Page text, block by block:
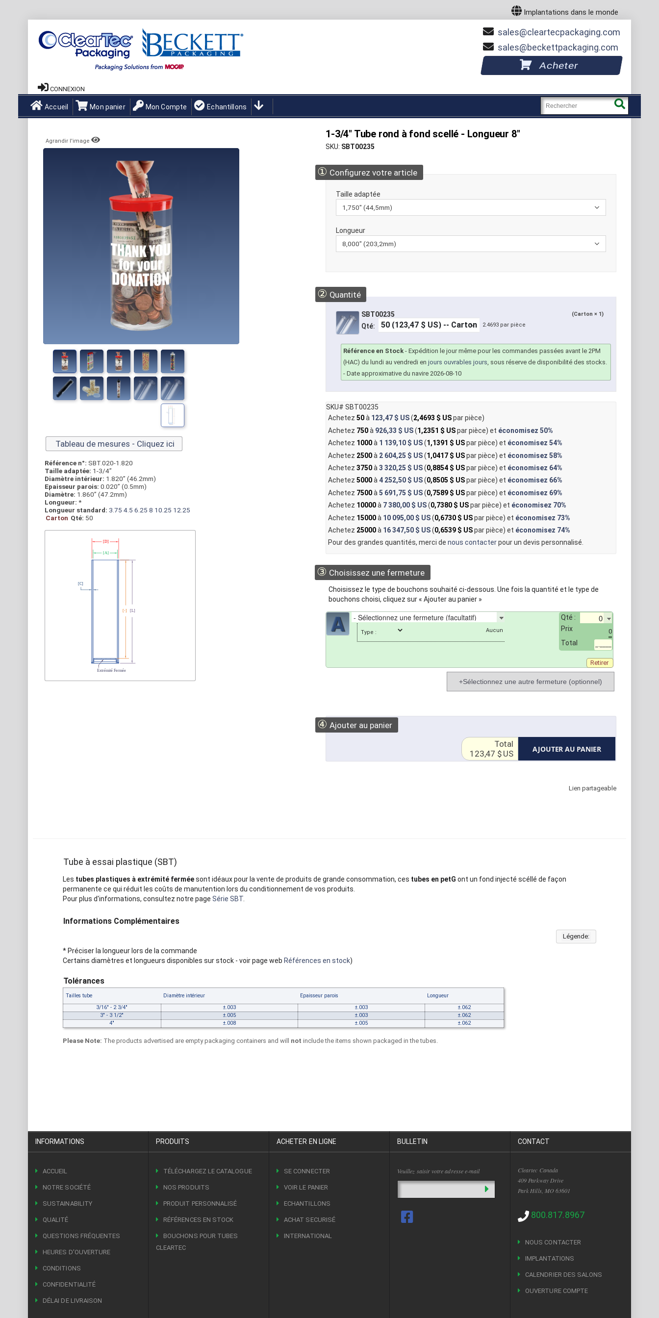
Implantations dans le monde
sales
cleartecpackaging.com
sales
beckettpackaging.com
Acheter
CONNEXION
Accueil Mon panier Mon Compte Echantillons
1-3/4" Tube rond à fond scellé - Longueur 8"
SKU SBT00235
① Configurez votre article
Taille adaptée
Longueur
② Quantité
SBT00235 (Carton × 1)
Qté: 2.4693 par pièce
Référence en Stock -Expédition le jour même pour les commandes passées avant le 2PM
(HAC) du lundi au vendredi enjours ouvrables jours, sous réserve de disponibilité des stocks.
- Date approximative du navire 2026-08-10
SKU# SBT00235
Achetez 50à 123,47 $ US(2,4693 $ USpar pièce)
Achetez 750à 926,33 $ US(1,2351 $ USpar pièce) et économisez 50%
Achetez 1000à 1 139,10 $ US(1,1391 $ USpar pièce) et économisez 54%
Achetez 2500à 2 604,25 $ US(1,0417 $ USpar pièce) et économisez 58%
Achetez 3750à 3 320,25 $ US(0,8854 $ USpar pièce) et économisez 64%
Achetez 5000à4 252,50 $ US(0,8505 $ USpar pièce) et économisez 66%
Achetez 7500à 5 691,75 $ US(0,7589 $ USpar pièce) et économisez 69%
Achetez 10000à 7 380,00 $ US(0,7380 $ USpar pièce) et économisez 70%
Achetez 15000à 10 095,00 $ US(0,6730 $ USpar pièce) et économisez 73%
Achetez 25000à 16 347,50 $ US(0,6539 $ USpar pièce) et économisez 74%
Pour des grandes quantités, merci de nous contacterpour un devis personnalisé.
③ Choisissez une fermeture
Choisissez le type de bouchons souhaité ci-dessous. Une fois la quantité et le type de
bouchons choisi, cliquez sur « Ajouter au panier »
Qté :
Prix
0
Total
Type :
Retirer
+Sélectionnez une autre fermeture (optionnel)
④ Ajouter au panier
AJOUTER AU PANIER
Total
123,47 $ US
Lien partageable
Agrandir l'image
Tableau de mesures - Cliquez ici
Référence n°: SBT.020-1.820
Taille adaptée: 1-3/4”
Diamètre intérieur: 1.820” (46.2mm)
Epaisseur parois: 0.020” (0.5mm)
Diamètre: 1.860” (47.2mm)
Longueur: *
Longueur standard: 3.75 4.5 6.25 8 10.25 12.25
Carton Qté: 50
Tube à essai plastique (SBT)
Les tubes plastiques à extrémité ferméesont idéaux pour la vente de produits de grande consommation, ces tubes en petG ont un fond injecté scéllé de façon
permanente ce qui réduit les coûts de manutention lors du conditionnement de vos produits.
Pour plus d'informations, consultez notre page Série SBT.
Informations Complémentaires
Légende:
* Préciser la longueur lors de la commande
Certains diamètres et longueurs disponibles sur stock - voir page web Références en stock)
Tolérances
Tailles tube Diamètre intérieur Epaisseur parois
Longueur
3/16" - 2 3/4"
±.003 ±.003
±.062
3" - 3 1/2"
±.005 ±.003
±.062
4"
±.008 ±.005 ±.062
Please Note: The products advertised are empty packaging containers and will not include the items shown packaged in the tubes.
INFORMATIONS
ACCUEIL
NOTRE SOCIÉTÉ
SUSTAINABILITY
QUALITÉ
QUESTIONS FRÉQUENTES
HEURES D'OUVERTURE
CONDITIONS
CONFIDENTIALITÉ
DÉLAI DE LIVRAISON
PRODUITS
TÉLÉCHARGEZ LE CATALOGUE
NOS PRODUITS
PRODUIT PERSONNALISÉ
RÉFÉRENCES EN STOCK
BOUCHONS POUR TUBES
CLEARTEC
ACHETER EN LIGNE
SE CONNECTER
VOIR LE PANIER
ECHANTILLONS
ACHAT SECURISÉ
INTERNATIONAL
BULLETIN
Veuillez saisir votre adresse e-mail
CONTACT
Cleartec Canada
409 Parkway Drive
Park Hills, MO 63601
800.817.8967
NOUS CONTACTER
IMPLANTATIONS
CALENDRIER DES SALONS
OUVERTURE COMPTE